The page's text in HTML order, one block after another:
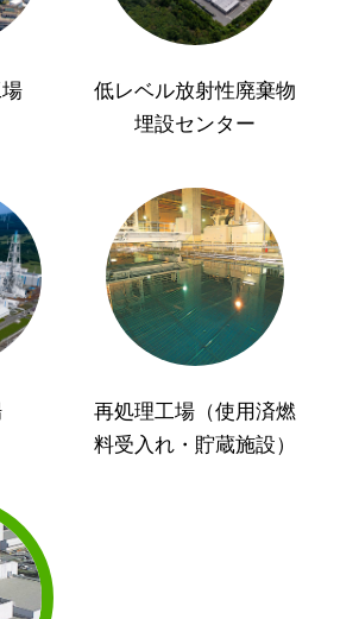
低レベル放射性廃棄物
埋設センター
再処理工場（使用済燃
料受入れ・貯蔵施設）